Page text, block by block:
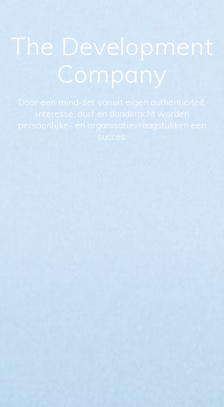
The Development
Company
Door een mind-set vanuit eigen authenticiteit,
interesse, durf en daadkracht worden
persoonlijke- en organisatievraagstukken een
succes.